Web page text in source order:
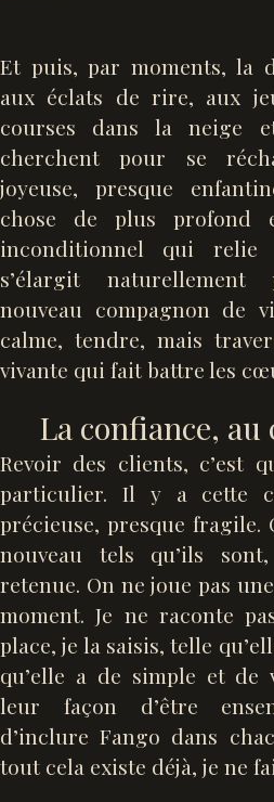
Et puis, par moments, la
aux éclats de rire, aux
courses dans la neige
cherchent pour se
joyeuse, presque
chose de plus profond
inconditionnel qui
s’élargit
nouveau compagnon de
calme, tendre, mais
vivante qui fait battre les
La confiance,
Revoir des clients, c’est
particulier. Il y a cette
précieuse, presque
nouveau tels qu’ils
retenue. On ne joue pas
moment. Je ne raconte
place, je la saisis, telle
qu’elle a de simple et de
leur façon d’être
d’inclure Fango dans
tout cela existe déjà, je ne